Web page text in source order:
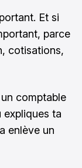
Et si
parce
cotisations,
comptable
expliques ta
enlève un